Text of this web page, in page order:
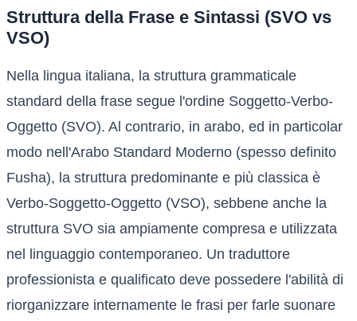
Struttura della Frase e Sintassi (SVO vs
VSO)
Nella lingua italiana, la struttura grammaticale
standard della frase segue l'ordine Soggetto-Verbo-
Oggetto (SVO). Al contrario, in arabo, ed in particolar
modo nell'Arabo Standard Moderno (spesso definito
Fusha), la struttura predominante e più classica è
Verbo-Soggetto-Oggetto (VSO), sebbene anche la
struttura SVO sia ampiamente compresa e utilizzata
nel linguaggio contemporaneo. Un traduttore
professionista e qualificato deve possedere l'abilità di
riorganizzare internamente le frasi per farle suonare